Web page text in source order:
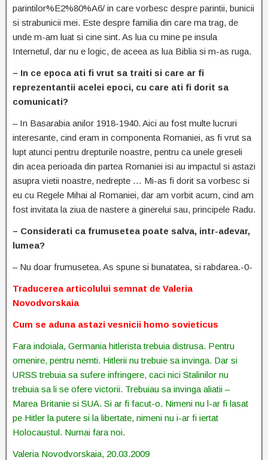
parintilor%E2%80%A6/ in care vorbesc despre parintii, bunicii
si strabunicii mei. Este despre familia din care ma trag, de
unde m-am luat si cine sint. As lua cu mine pe insula
Internetul, dar nu e logic, de aceea as lua Biblia si m-as ruga.
– In ce epoca ati fi vrut sa traiti si care ar fi
reprezentantii acelei epoci, cu care ati fi dorit sa
comunicati?
– In Basarabia anilor 1918-1940. Aici au fost multe lucruri
interesante, cind eram in componenta Romaniei, as fi vrut sa
lupt atunci pentru drepturile noastre, pentru ca unele greseli
din acea perioada din partea Romaniei isi au impactul si astazi
asupra vietii noastre, nedrepte … Mi-as fi dorit sa vorbesc si
eu cu Regele Mihai al Romaniei, dar am vorbit acum, cind am
fost invitata la ziua de nastere a ginerelui sau, principele Radu.
– Considerati ca frumusetea poate salva, intr-adevar,
lumea?
– Nu doar frumusetea. As spune si bunatatea, si rabdarea.-0-
Traducerea articolului semnat de Valeria
Novodvorskaia
Cum se aduna astazi vesnicii homo sovieticus
Fara indoiala, Germania hitlerista trebuia distrusa. Pentru
omenire, pentru nemti. Hitlerii nu trebuie sa invinga. Dar si
URSS trebuia sa sufere infringere, caci nici Stalinilor nu
trebuia sa li se ofere victorii. Trebuiau sa invinga aliatii –
Marea Britanie si SUA. Si ar fi facut-o. Nimeni nu l-ar fi lasat
pe Hitler la putere si la libertate, nimeni nu i-ar fi iertat
Holocaustul. Numai fara noi.
Valeria Novodvorskaia, 20.03.2009